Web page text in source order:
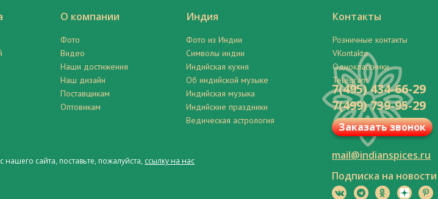
О компании
Фото
Видео
Наши достижения
Наш дизайн
Поставщикам
Оптовикам
Индия
Фото из Индии
Символы индии
Индийская кухня
Об индийской музыке
Индийская музыка
Индийские праздники
Ведическая астрология
Контакты
Розничные контакты
VKontakte
Одноклассники
Telegram
сайта, поставьте, пожалуйста, ссылку на нас
7(495) 434-66-29
7(499) 739-95-29
Заказать звонок
mail@indianspices.ru
Подписка на новости